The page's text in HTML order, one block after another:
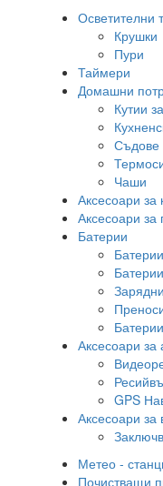
Осветителни
Крушки
Пури
Таймери
Домашни
Кутии
Съдове
Чаши
Аксесоари за
Аксесоари
Батерии
Аксесоари за
GPS
Аксесоари за
Метео -
Почистващи